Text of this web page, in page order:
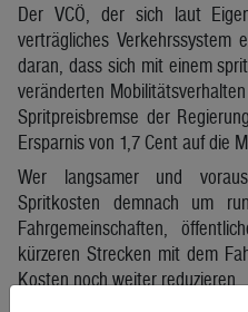
Der VCÖ, der sich laut
verträgliches Verkehrssystem
daran, dass sich mit einem
veränderten
Spritpreisbremse der
Ersparnis von 1,7 Cent auf die
Wer langsamer und
Spritkosten demnach um
Fahrgemeinschaften,
kürzeren Strecken mit dem
Kosten noch weiter reduzieren.